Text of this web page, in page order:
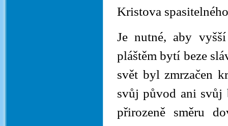
Kristova
Je nutné, aby
pláštěm bytí beze
svět byl zmrzačen
svůj původ ani svůj
přirozeně směru